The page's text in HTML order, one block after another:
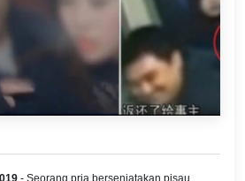
- Seorang pria bersenjatakan pisau